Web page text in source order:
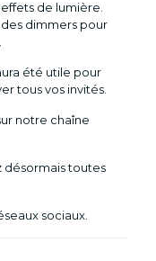
de lumière.
des dimmers pour
été utile pour
tous vos invités.
notre chaîne
désormais toutes
sociaux.